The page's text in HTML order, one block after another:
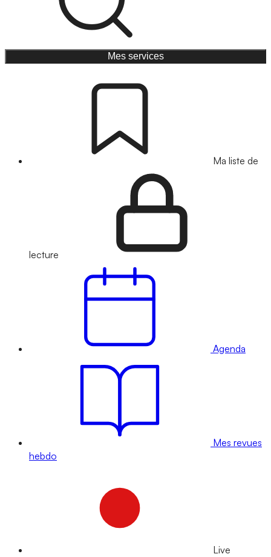
Mes services
Ma liste de
lecture
Agenda
Mes revues
hebdo
Live